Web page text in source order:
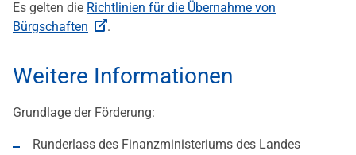
Es gelten die Richtlinien für die Übernahme von
Bürgschaften
.
Weitere Informationen
Grundlage der Förderung:
Runderlass des Finanzministeriums des Landes